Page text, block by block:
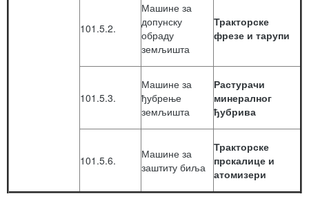
101.5.2.
Машине за
допунску
обраду
земљишта
Тракторске
фрезе и тарупи
101.5.3.
Машине за
ђубрење
земљишта
Растурачи
минералног
ђубрива
101.5.6.
Машине за
заштиту биља
Тракторске
прскалице и
атомизери